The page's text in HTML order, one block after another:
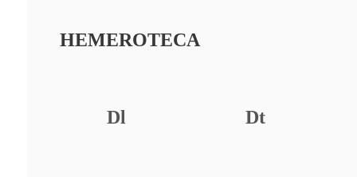
HEMEROTECA
Dl Dt